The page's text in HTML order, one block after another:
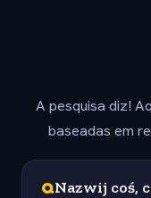
A pesquisa diz!
baseadas em
QNazwij coś,